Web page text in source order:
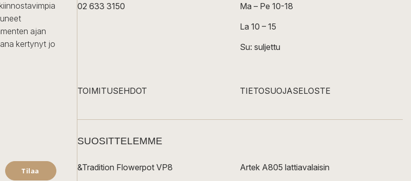
ajan
kertynyt jo
Tilaa
02 633 3150
Ma – Pe 10-18
La 10 – 15
Su: suljettu
TOIMITUSEHDOT TIETOSUOJASELOSTE
SUOSITTELEMME
&Tradition Flowerpot VP8
Artek A805 lattiavalaisin